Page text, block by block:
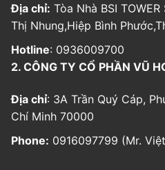
Địa chỉ: Tòa Nhà BSI
Thị Nhung,Hiệp Bình
Hotline: 0936009700
2. CÔNG TY CỔ PHẦN VŨ
Địa chỉ: 3A Trần Quý Cáp,
Chí Minh 70000
Phone: 0916097799 (Mr.